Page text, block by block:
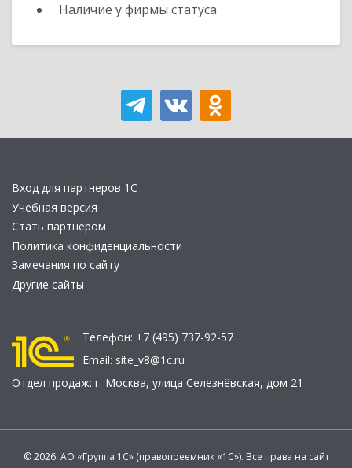
Наличие у фирмы статуса
Вход для партнеров 1С
Учебная версия
Стать партнером
Политика конфиденциальности
Замечания по сайту
Другие сайты
Телефон: +7 (495) 737-92-57
Email: site_v8@1c.ru
Отдел продаж: г. Москва, улица Селезнёвская, дом 21
© 2026 АО «Группа 1С» (правопреемник «1С»). Все права на сайт